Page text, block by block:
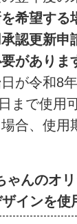
希望する
認更新申
がありま
が令和8
まで使用
合、使用
ゃんのオ
インを使